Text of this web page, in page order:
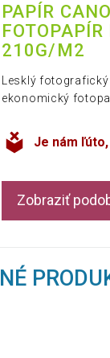
PAPÍR
210G/M2
Lesklý
ekonomický
Je nám
Zobraziť